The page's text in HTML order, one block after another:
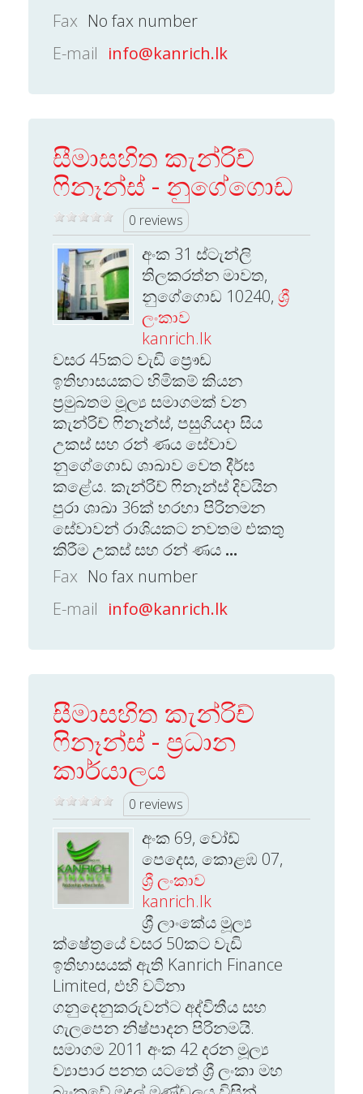
Fax No fax number
E-mail info@kanrich.lk
සීමාසහිත කැන්රිච්
ෆිනෑන්ස් - නුගේගොඩ
0 reviews
අංක 31 ස්ටැන්ලි
තිලකරත්න මාවත,
නුගේගොඩ 10240, ශ්‍රී
ලංකාව
kanrich.lk
වසර 45කට වැඩි ප්‍රෞඩ
ඉතිහාසයකට හිමිකම් කියන
ප්‍රමුඛතම මූල්‍ය සමාගමක් වන
කැන්රිච් ෆිනෑන්ස්, පසුගියදා සිය
උකස් සහ රන් ණය සේවාව
නුගේගොඩ ශාඛාව වෙත දීර්ඝ
කළේය. කැන්රිච් ෆිනෑන්ස් දිවයින
පුරා ශාඛා 36ක් හරහා පිරිනමන
සේවාවන් රාශියකට නවතම එකතු
කිරීම උකස් සහ රන් ණය ...
Fax No fax number
E-mail info@kanrich.lk
සීමාසහිත කැන්රිච්
ෆිනෑන්ස් - ප්‍රධාන
කාර්යාලය
0 reviews
අංක 69, වෝඩ්
පෙදෙස, කොළඹ 07,
ශ්‍රී ලංකාව
kanrich.lk
ශ්‍රී ලාංකේය මූල්‍ය
ක්ෂේත්‍රයේ වසර 50කට වැඩි
ඉතිහාසයක් ඇති Kanrich Finance
Limited, එහි වටිනා
ගනුදෙනුකරුවන්ට අද්විතීය සහ
ගැලපෙන නිෂ්පාදන පිරිනමයි.
සමාගම 2011 අංක 42 දරන මූල්‍ය
ව්‍යාපාර පනත යටතේ ශ්‍රී ලංකා මහ